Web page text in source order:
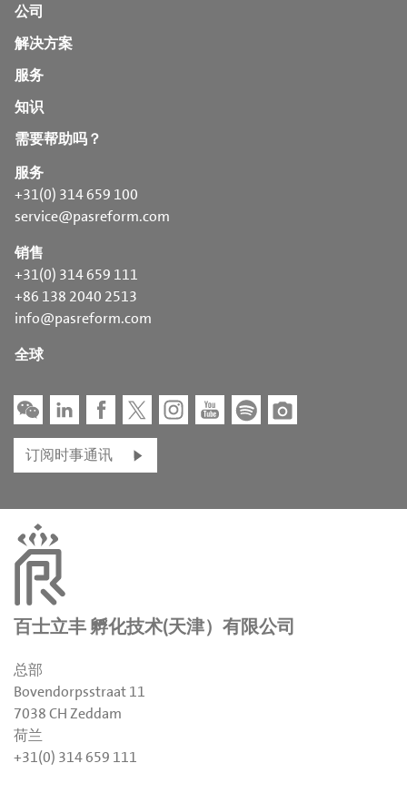
公司
解决方案
服务
知识
需要帮助吗？
服务
+31(0) 314 659 100
service@pasreform.com
销售
+31(0) 314 659 111
+86 138 2040 2513
info@pasreform.com
全球
订阅时事通讯
百士立丰 孵化技术(天津）有限公司
总部
Bovendorpsstraat 11
7038 CH Zeddam
荷兰
+31(0) 314 659 111